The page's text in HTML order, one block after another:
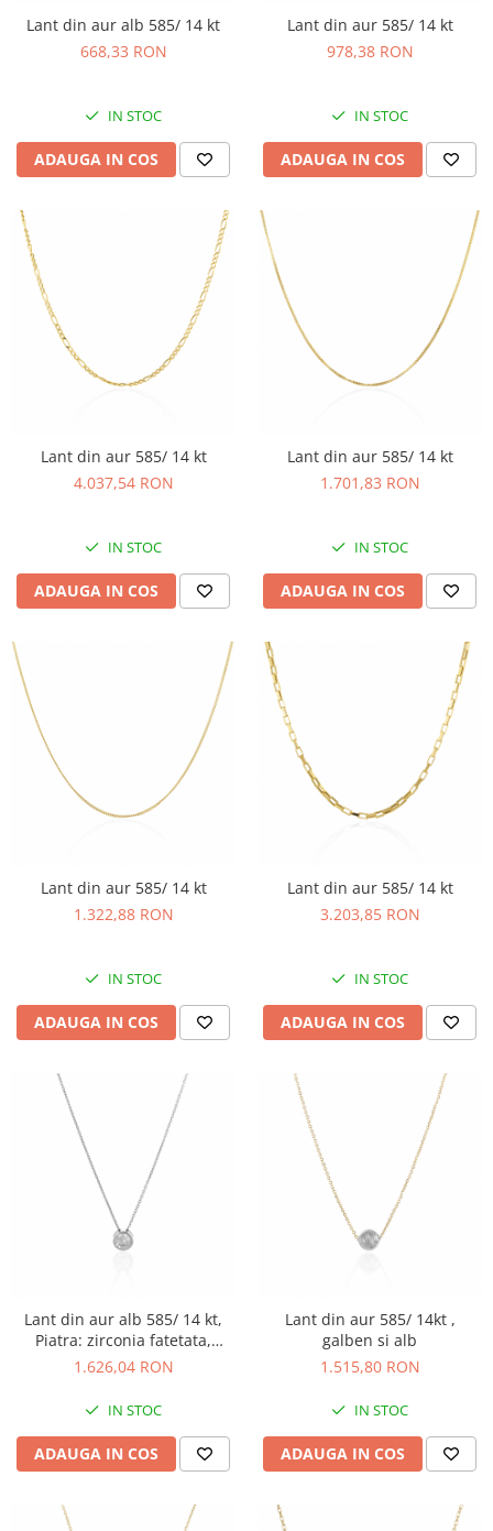
Lant din aur alb 585/ 14 kt
668,33 RON
IN STOC
ADAUGA IN COS
Lant din aur 585/ 14 kt
978,38 RON
IN STOC
ADAUGA IN COS
Lant din aur 585/ 14 kt
4.037,54 RON
IN STOC
ADAUGA IN COS
Lant din aur 585/ 14 kt
1.701,83 RON
IN STOC
ADAUGA IN COS
Lant din aur 585/ 14 kt
1.322,88 RON
IN STOC
ADAUGA IN COS
Lant din aur 585/ 14 kt
3.203,85 RON
IN STOC
ADAUGA IN COS
Lant din aur alb 585/ 14 kt,
Piatra: zirconia fatetata,
Culoare: transparenta
1.626,04 RON
IN STOC
ADAUGA IN COS
Lant din aur 585/ 14kt ,
galben si alb
1.515,80 RON
IN STOC
ADAUGA IN COS